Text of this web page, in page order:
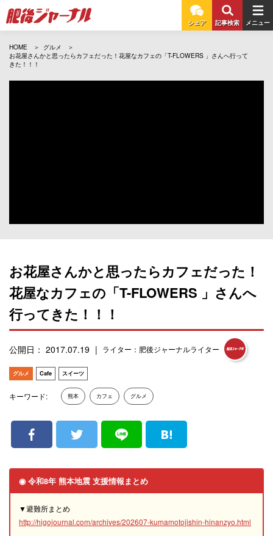
シェア 記事検索 メニュー
HOME
グルメ
お花屋さんかと思ったらカフェだった！花屋なカフェの「T-FLOWERS 」さんへ行って
きた！！！
お花屋さんかと思ったらカフェだった！
花屋なカフェの「T-FLOWERS 」さんへ
行ってきた！！！
公開日： 2017.07.19 ライター：肥後ジャーナルライター
グルメ Cafe スイーツ
キーワード: 熊本 カフェ グルメ
◉ 令和8年 熊本地震 支援情報まとめ
▼避難所まとめ
http://higojournal.com/archives/202607-kumamotojishin-hinanzyo.html